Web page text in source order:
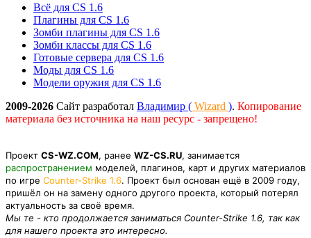
Всё для CS 1.6
Плагины для CS 1.6
Зомби плагины для CS 1.6
Зомби классы для CS 1.6
Готовые сервера для CS 1.6
Моды для CS 1.6
Модели оружия для CS 1.6
2009-2026 Сайт разработал Владимир ( Wizard ). Копирование
материала без источника на наш ресурс - запрещено!
Проект CS-WZ.COM, ранее WZ-CS.RU, занимается
распространением моделей, плагинов, карт и других материалов
по игре Counter-Strike 1.6. Проект был основан ещё в 2009 году,
пришёл он на замену одного другого проекта, который потерял
актуальность за своё время.
Мы те - кто продолжается заниматься Counter-Strike 1.6, так как
для нашего проекта это интересно.